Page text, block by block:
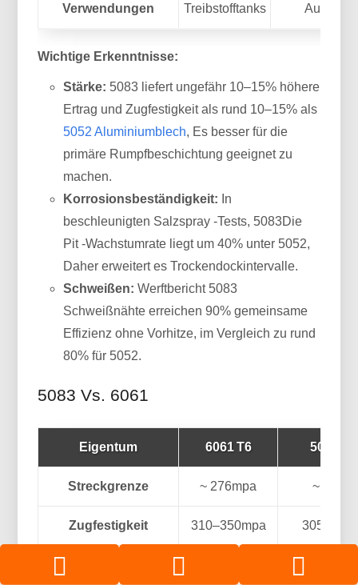
Verwendungen
Treibstofftanks
Wichtige Erkenntnisse:
Stärke: 5083 liefert ungefähr 10–15% höhere
Ertrag und Zugfestigkeit als rund 10–15% als
5052 Aluminiumblech, Es besser für die
primäre Rumpfbeschichtung geeignet zu
machen.
Korrosionsbeständigkeit: In
beschleunigten Salzspray -Tests, 5083Die
Pit -Wachstumrate liegt um 40% unter 5052,
Daher erweitert es Trockendockintervalle.
Schweißen: Werftbericht 5083
Schweißnähte erreichen 90% gemeinsame
Effizienz ohne Vorhitze, im Vergleich zu rund
80% für 5052.
5083 Vs. 6061
Eigentum 6061 T6 5083
Streckgrenze ~ 276mpa ~
Zugfestigkeit 310–350mpa